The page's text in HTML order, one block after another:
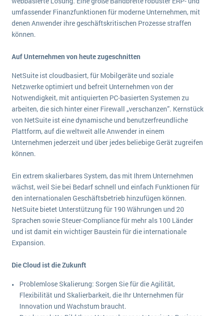
Logistik
Produktion
Services
Vermietung
Versorgung
wichtigsten Punkte, die es zu beachten gilt
Service Level Agreements (SLA) und ERP: Was muss man wissen?
Digitale Arbeitsaufträge in Ihrem ERP- oder FSM-System: clever und effizient
MEHR ÜBER ERP-SOFTWARE
ERP News
SAP übernimmt Reltio für eine bessere
Datenintegration
Die „SaaSpocalypse“: Was ist das und was bedeutet es für die Zukunft von Unternehmenssoftware?
SAP investiert mit zwei strategischen Übernahmen in Enterprise-KI
ERP-Trends in der Produktion
NACHRICHTENARCHIV
umfassender Finanzfunktionen für moderne Unternehmen, mit
denen Anwender ihre geschäftskritischen Prozesse straffen
können.
Auf Unternehmen von heute zugeschnitten
NetSuite ist cloudbasiert, für Mobilgeräte und soziale
Netzwerke optimiert und befreit Unternehmen von der
Notwendigkeit, mit antiquierten PC-basierten Systemen zu
arbeiten, die sich hinter einer Firewall „verschanzen”. Kernstück
von NetSuite ist eine dynamische und benutzerfreundliche
Plattform, auf die weltweit alle Anwender in einem
Unternehmen jederzeit und über jedes beliebige Gerät zugreifen
können.
Ein extrem skalierbares System, das mit Ihrem Unternehmen
wächst, weil Sie bei Bedarf schnell und einfach Funktionen für
den internationalen Geschäftsbetrieb hinzufügen können.
NetSuite bietet Unterstützung für 190 Währungen und 20
Sprachen sowie Steuer-Compliance für mehr als 100 Länder
und ist damit ein wichtiger Baustein für die internationale
Expansion.
Die Cloud ist die Zukunft
Problemlose Skalierung: Sorgen Sie für die Agilität,
Flexibilität und Skalierbarkeit, die Ihr Unternehmen für
Innovation und Wachstum braucht.